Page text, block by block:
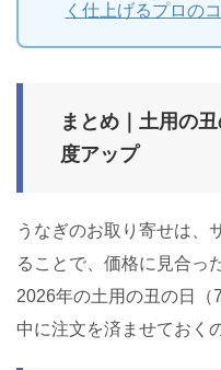
く仕上げるプロの
まとめ｜土用の
度アップ
うなぎのお取り寄せは、
ることで、価格に見合っ
2026年の土用の丑の日（
中に注文を済ませておく